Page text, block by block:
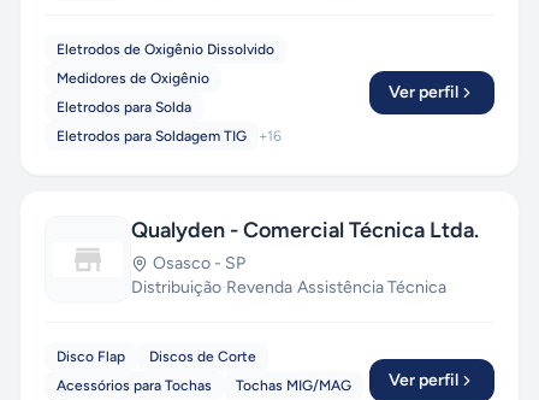
Eletrodos de Oxigênio Dissolvido
Medidores de Oxigênio
Eletrodos para Solda
Eletrodos para Soldagem TIG
+16
Ver perfil
Qualyden - Comercial Técnica Ltda.
Osasco - SP
Distribuição·Revenda·Assistência Técnica
Disco Flap
Discos de Corte
Acessórios para Tochas
Tochas MIG/MAG
Ver perfil